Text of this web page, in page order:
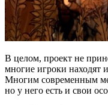
В целом, проект не
многие игроки находят
Многим современным
но у него есть и свои